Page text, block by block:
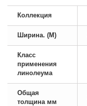
Коллекция
Ширина. (М)
Класс
применения
линолеума
Общая
толщина мм